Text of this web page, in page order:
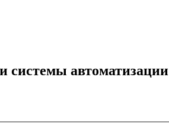
системы автоматизации